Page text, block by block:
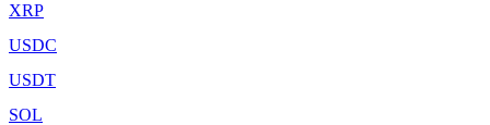
XRP
USDC
USDT
SOL